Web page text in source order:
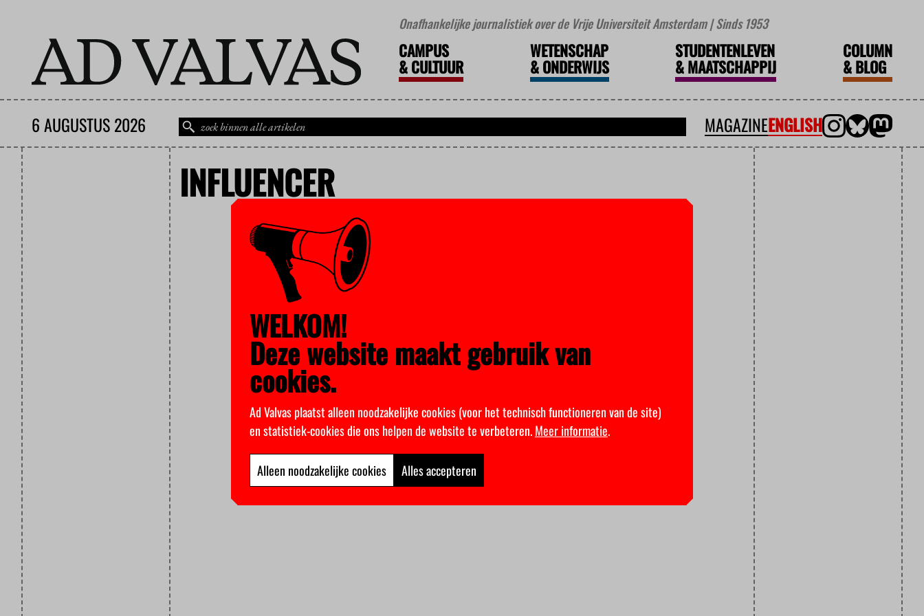
Onafhankelijke journalistiek over de Vrije Universiteit Amsterdam | Sinds 1953
CAMPUS
&CULTUUR
WETENSCHAP
&ONDERWIJS
STUDENTENLEVEN
&MAATSCHAPPIJ
COLUMN
&BLOG
6 AUGUSTUS 2026 MAGAZINEENGLISH
INFLUENCER
WELKOM!
Deze website maakt gebruik van
cookies.
Ad Valvas plaatst alleen noodzakelijke cookies (voor het technisch functioneren van de site)
en statistiek-cookies die ons helpen de website te verbeteren.Meer informatie.
Alleen noodzakelijke cookies Alles accepteren